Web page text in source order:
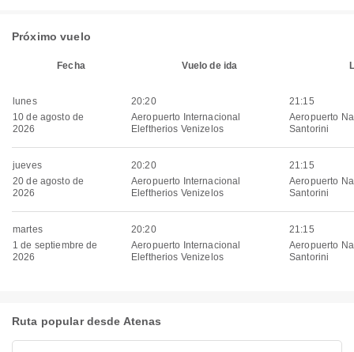
Próximo vuelo
Fecha Vuelo de ida
lunes
10 de agosto de
2026
20:20
Aeropuerto Internacional
Eleftherios Venizelos
21:15
Aeropuerto
Santorini
jueves
20 de agosto de
2026
20:20
Aeropuerto Internacional
Eleftherios Venizelos
21:15
Aeropuerto
Santorini
martes
1 de septiembre de
2026
20:20
Aeropuerto Internacional
Eleftherios Venizelos
21:15
Aeropuerto
Santorini
Ruta popular desde Atenas